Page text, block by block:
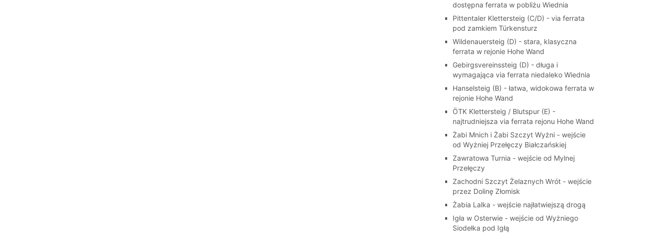
dostępna ferrata w pobliżu Wiednia
Pittentaler Klettersteig (C/D) - via ferrata
pod zamkiem Türkensturz
Wildenauersteig (D) - stara, klasyczna
ferrata w rejonie Hohe Wand
Gebirgsvereinssteig (D) - długa i
wymagająca via ferrata niedaleko Wiednia
Hanselsteig (B) - łatwa, widokowa ferrata w
rejonie Hohe Wand
ÖTK Klettersteig / Blutspur (E) -
najtrudniejsza via ferrata rejonu Hohe Wand
Żabi Mnich i Żabi Szczyt Wyżni - wejście
od Wyżniej Przełęczy Białczańskiej
Zawratowa Turnia - wejście od Mylnej
Przełęczy
Zachodni Szczyt Żelaznych Wrót - wejście
przez Dolinę Złomisk
Żabia Lalka - wejście najłatwiejszą drogą
Igła w Osterwie - wejście od Wyżniego
Siodełka pod Igłą